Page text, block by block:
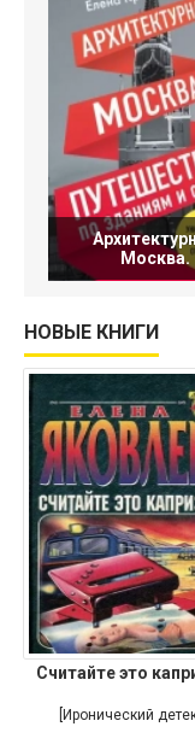
Москва.
НОВЫЕ КНИГИ
Считайте это
[Иронический